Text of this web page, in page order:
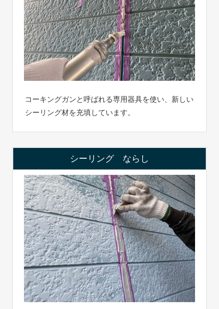
コーキングガンと呼ばれる専用器具を使い、新しい
シーリング材を充填しています。
シーリング ならし